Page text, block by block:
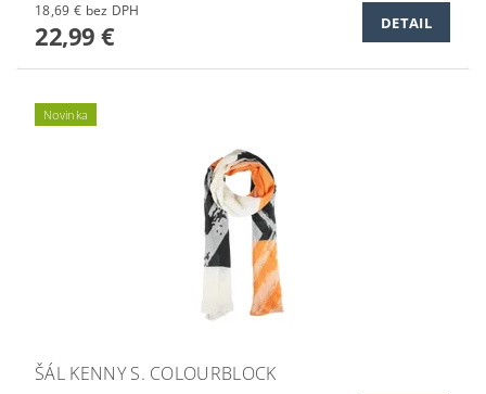
18,69 € bez DPH
22,99 € DETAIL
Novinka
ŠÁL KENNY S. COLOURBLOCK